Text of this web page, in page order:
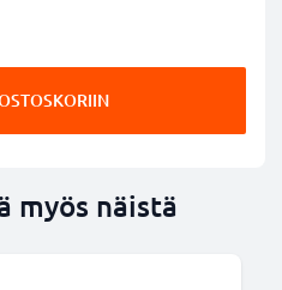
myös näistä